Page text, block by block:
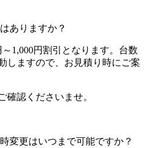
ありますか？
1,000円割引となります。台数
しますので、お見積り時にご案
確認くださいませ。
変更はいつまで可能ですか？